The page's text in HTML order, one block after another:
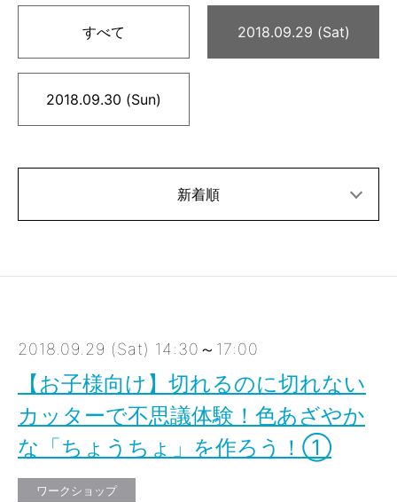
すべて 2018.09.29 (Sat)
2018.09.30 (Sun)
新着順
2018.09.29 (Sat) 14:30～17:00
【お子様向け】切れるのに切れない
カッターで不思議体験！色あざやか
な「ちょうちょ」を作ろう！①
ワークショップ